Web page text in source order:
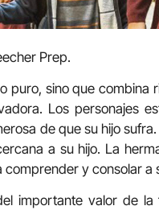
Prep.
puro, sino que combina
Los personajes
de que su hijo
a su hijo. La
y consolar a
importante valor de